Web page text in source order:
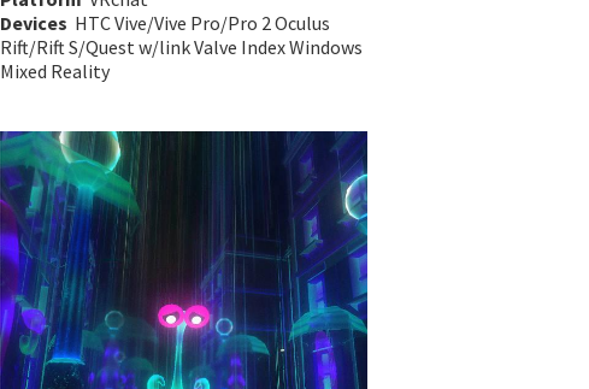
Devices HTC Vive/Vive Pro/Pro 2 Oculus
Rift/Rift S/Quest w/link Valve Index Windows
Mixed Reality